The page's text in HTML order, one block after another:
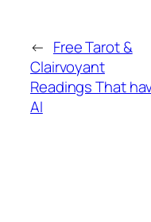
← Free Tarot &
Clairvoyant
Readings That
AI